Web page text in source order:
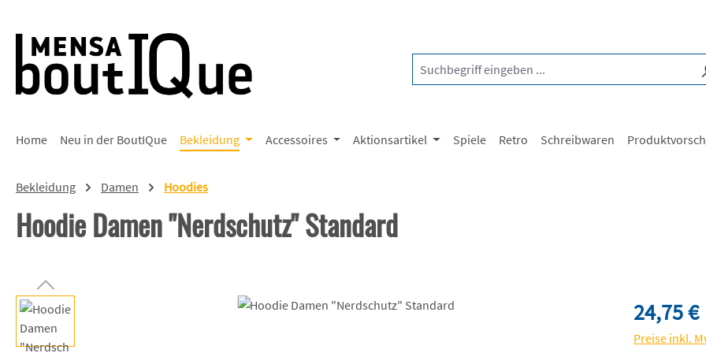
Home Neu in der BoutIQue Bekleidung Accessoires Aktionsartikel Spiele Retro Schreibwaren
Bekleidung Damen Hoodies
Hoodie Damen "Nerdschutz" Standard
Bildergalerie überspringen Regulärer
24,75 €
Preise inkl.